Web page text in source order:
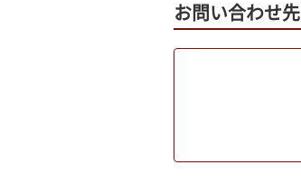
お問い合わせ先